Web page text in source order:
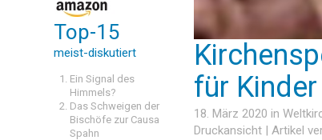
Top-15
meist-diskutiert
Ein Signal des
Himmels?
Das Schweigen der
Bischöfe zur Causa
Spahn
für
18. März 2020 in
Druckansicht | Artikel